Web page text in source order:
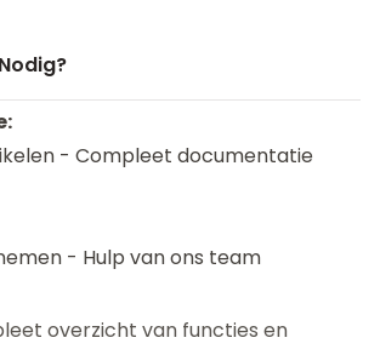
- Compleet documentatie
- Hulp van ons team
overzicht van functies en